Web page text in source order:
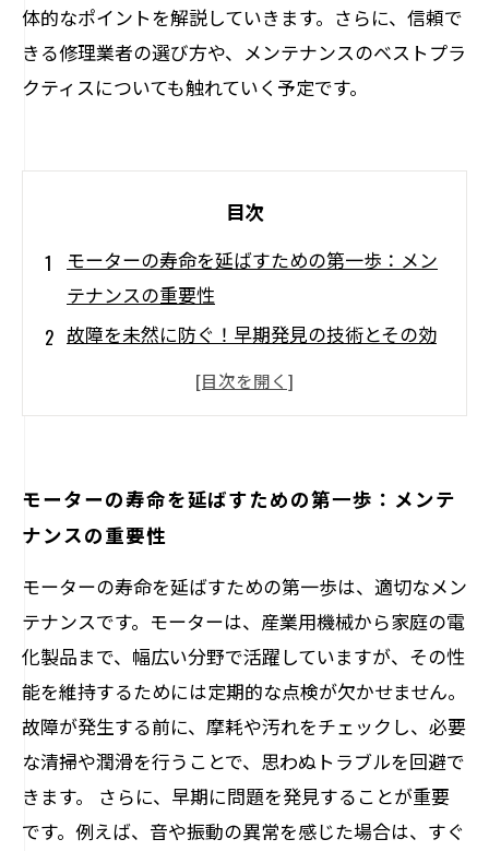
体的なポイントを解説していきます。さらに、信頼で
きる修理業者の選び方や、メンテナンスのベストプラ
クティスについても触れていく予定です。
目次
モーターの寿命を延ばすための第一歩：メン
テナンスの重要性
故障を未然に防ぐ！早期発見の技術とその効
修理事例から学ぶ、信頼できる修理業者の選
スを最大限に引き出す方法
モーター修理の成功事例：実際に長寿命を実
現したケース
まとめ：投資としてのモーター修理とその未
来
モーターの寿命を延ばすための第一歩：メンテ
ナンスの重要性
モーターの寿命を延ばすための第一歩は、適切なメン
テナンスです。モーターは、産業用機械から家庭の電
化製品まで、幅広い分野で活躍していますが、その性
能を維持するためには定期的な点検が欠かせません。
故障が発生する前に、摩耗や汚れをチェックし、必要
な清掃や潤滑を行うことで、思わぬトラブルを回避で
きます。 さらに、早期に問題を発見することが重要
です。例えば、音や振動の異常を感じた場合は、すぐ